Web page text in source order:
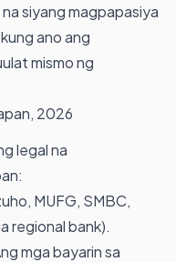
siyang magpapasiya
ano ang
mismo ng
2026
legal na
MUFG, SMBC,
regional bank).
mga bayarin sa